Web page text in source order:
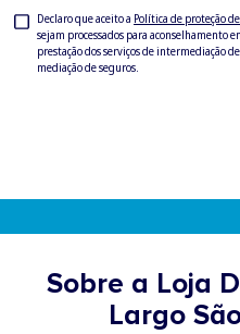
Privacy
Check
Declaro que aceito a Política de proteção
sejam processados para aconselhamento
prestação dos serviços de intermediação
mediação de seguros.
Sobre a Loja
Largo